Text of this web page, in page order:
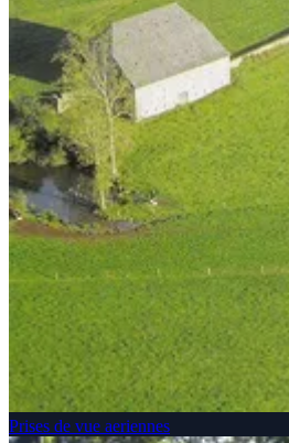
Prises de vue aeriennes